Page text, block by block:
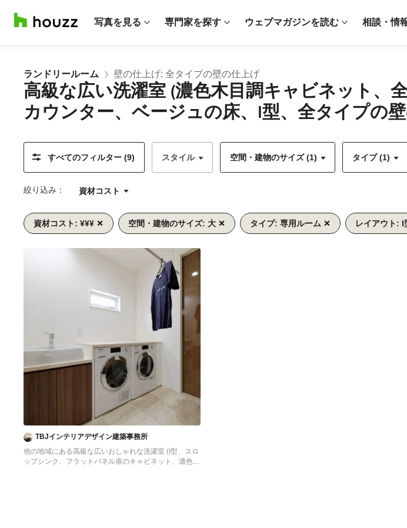
写真を見る 専門家を探す ウェブマガジンを読む 相談・情
ランドリールーム 壁の仕上げ: 全タイプの壁の仕上げ
高級な広い洗濯室 (濃色木目調キャビネット、
カウンター、ベージュの床、I型、全タイプの
すべてのフィルター (9) スタイル 空間・建物のサイズ (1) タイプ (1)
絞り込み： 資材コスト
資材コスト: ¥¥¥ 空間・建物のサイズ: 大 タイプ: 専用ルーム レイアウト: I
TBJインテリアデザイン建築事務所
他の地域にある高級な広いおしゃれな洗濯室 (I型、スロ
ップシンク、フラットパネル扉のキャビネット、濃色木